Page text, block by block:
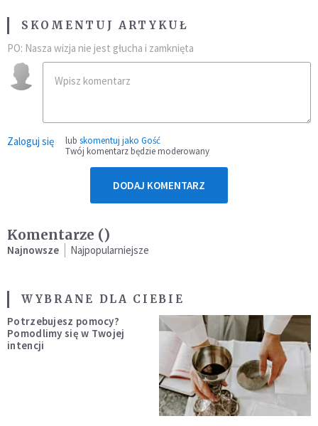
SKOMENTUJ ARTYKUŁ
PO: Nasza wizja nie jest głucha i zamknięta
Zaloguj się lub skomentuj jako Gość
Twój komentarz będzie moderowany
DODAJ KOMENTARZ
Komentarze ()
Najnowsze Najpopularniejsze
WYBRANE DLA CIEBIE
Potrzebujesz pomocy?
Pomodlimy się w Twojej
intencji